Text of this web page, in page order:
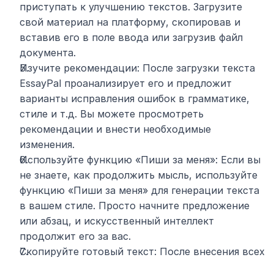
приступать к улучшению текстов. Загрузите
свой материал на платформу, скопировав и
вставив его в поле ввода или загрузив файл
документа.
Изучите рекомендации: После загрузки текста
EssayPal проанализирует его и предложит
варианты исправления ошибок в грамматике,
стиле и т.д. Вы можете просмотреть
рекомендации и внести необходимые
изменения.
Используйте функцию «Пиши за меня»: Если вы
не знаете, как продолжить мысль, используйте
функцию «Пиши за меня» для генерации текста
в вашем стиле. Просто начните предложение
или абзац, и искусственный интеллект
продолжит его за вас.
Скопируйте готовый текст: После внесения всех